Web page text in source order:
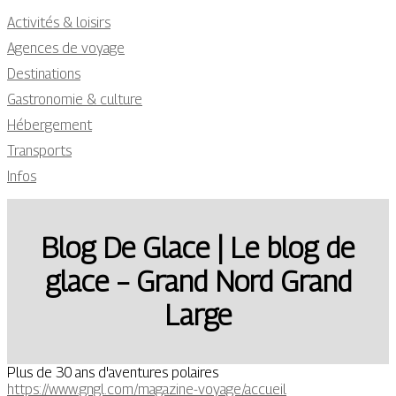
Activités & loisirs
Agences de voyage
Destinations
Gastronomie & culture
Hébergement
Transports
Infos
Blog De Glace | Le blog de
glace – Grand Nord Grand
Large
Plus de 30 ans d'aventures polaires
https://www.gngl.com/magazine-voyage/accueil